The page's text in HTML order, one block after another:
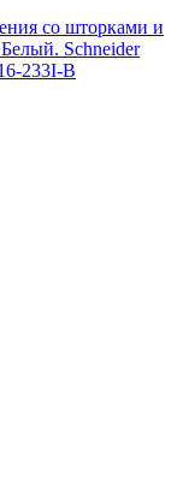
со шторками и
Schneider
233I-B